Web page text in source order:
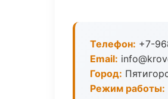
Телефон: +7-
Email:
Город:
Режим работы: